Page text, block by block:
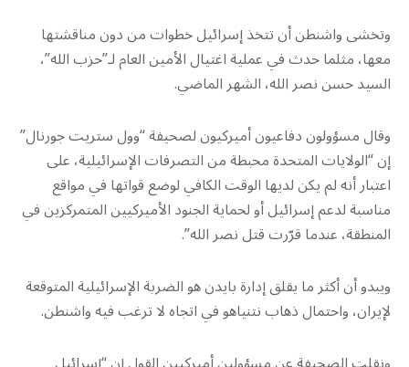
وتخشى واشنطن أن تتخذ إسرائيل خطوات من دون مناقشتها
معها، مثلما حدث في عملية اغتيال الأمين العام لـ”حزب الله”،
السيد حسن نصر الله، الشهر الماضي.
وقال مسؤولون دفاعيون أميركيون لصحيفة “وول ستريت جورنال”
إن “الولايات المتحدة محبطة من التصرفات الإسرائيلية، على
اعتبار أنه لم يكن لديها الوقت الكافي لوضع قواتها في مواقع
مناسبة لدعم إسرائيل أو لحماية الجنود الأميركيين المتمركزين في
المنطقة، عندما قرّرت قتل نصر الله”.
ويبدو أن أكثر ما يقلق إدارة بايدن هو الضربة الإسرائيلية المتوقعة
لإيران، واحتمال ذهاب نتنياهو في اتجاه لا ترغب فيه واشنطن.